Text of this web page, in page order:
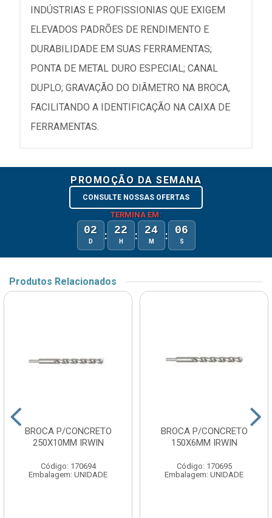
INDÚSTRIAS E PROFISSIONIAS QUE EXIGEM
ELEVADOS PADRÕES DE RENDIMENTO E
DURABILIDADE EM SUAS FERRAMENTAS;
PONTA DE METAL DURO ESPECIAL; CANAL
DUPLO; GRAVAÇÃO DO DIÂMETRO NA BROCA,
FACILITANDO A IDENTIFICAÇÃO NA CAIXA DE
FERRAMENTAS.
PROMOÇÃO DA SEMANA
CONSULTE NOSSAS OFERTAS
TERMINA EM:
02
D : 22
H : 24
M : 06
S
Produtos Relacionados
BROCA P/CONCRETO
250X10MM IRWIN
Código: 170694
Embalagem: UNIDADE
BROCA P/CONCRETO
150X6MM IRWIN
Código: 170695
Embalagem: UNIDADE